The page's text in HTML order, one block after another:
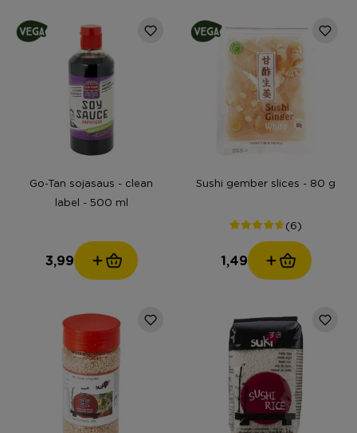
Go-Tan sojasaus - clean
label - 500 ml
3,99
Sushi gember slices - 80 g
(6)
1,49